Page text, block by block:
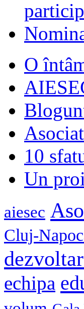
O
10
Un
aiesec
Cluj-
echipa